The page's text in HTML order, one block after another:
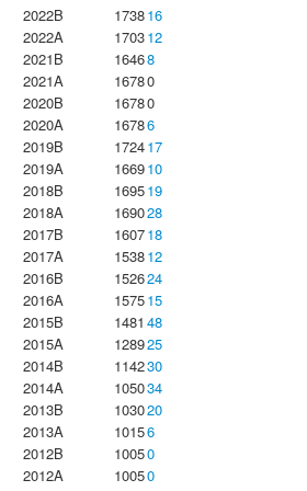
2022B
173816
2022A
170312
2021B
16468
2021A
16780
2020B
16780
2020A
16786
2019B
172417
2019A
166910
2018B
169519
2018A
169028
2017B
160718
2017A
153812
2016B
152624
2016A
157515
2015B
1481 48
2015A
128925
2014B
114230
2014A
105034
2013B
103020
2013A
10156
2012B
10050
2012A
10050